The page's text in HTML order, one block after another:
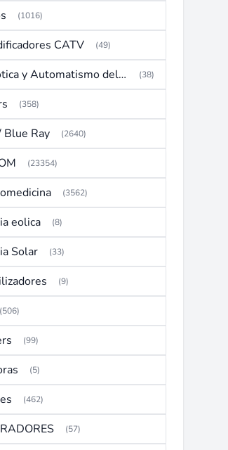
(1016)
CATV (49)
Domotica y Automatismo del hogar (38)
(358)
Blue Ray (2640)
(23354)
(3562)
eolica (8)
Solar (33)
(9)
(506)
(99)
(5)
(462)
(57)